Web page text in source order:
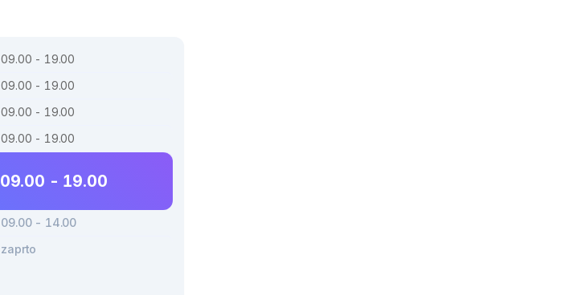
09.00 - 19.00
09.00 - 19.00
09.00 - 19.00
09.00 - 19.00
09.00 - 19.00
09.00 - 14.00
zaprto